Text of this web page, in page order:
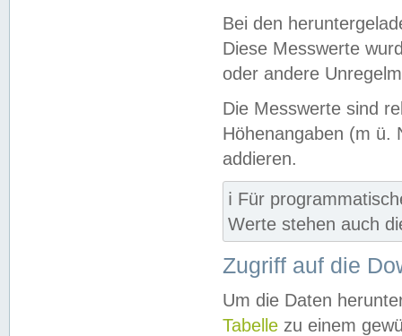
Bei den
Diese Messwerte
oder andere
Die Messwerte sind
Höhenangaben (m ü.
addieren.
ℹ️ Für
Werte stehen auch
Zugriff auf die
Um die Daten
Tabelle zu einem